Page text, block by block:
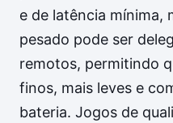
e de latência mínima,
pesado pode ser
remotos, permitindo
finos, mais leves e
bateria. Jogos de